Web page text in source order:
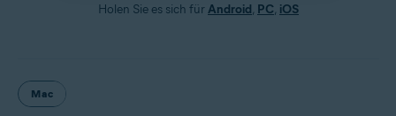
Holen Sie es sich fürAndroid, PC, iOS
Mac